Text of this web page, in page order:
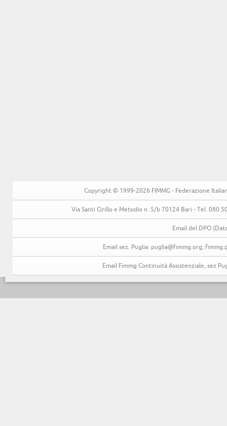
Copyright © 1999-2026 FIMMG - Federazione
Via Santi Cirillo e Metodio n. 5/b 70124 Bari - Tel. 080
Email del DPO
Email sez. Puglia: puglia@fimmg.org,
Email Fimmg Continuità Assistenziale, sez